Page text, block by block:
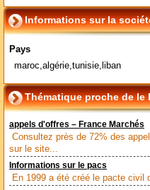
Informations sur la
Pays
maroc,algérie,tunisie,liban
Thématique proche de le
appels d'offres – France Marchés
Consultez près de 72% des
sur le site...
Informations sur le pacs
En 1999 a été créé le pacte civil